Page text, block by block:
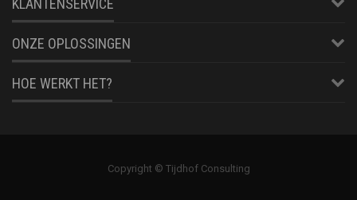
KLANTENSERVICE
ONZE OPLOSSINGEN
HOE WERKT HET?
Copyright © Tijdhof Consulting